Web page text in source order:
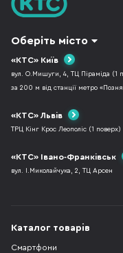
Оберіть місто
«КТС» Київ
вул. О.Мишуги, 4, ТЦ Піраміда (1
за 200 м від станції метро
«КТС» Львів
ТРЦ Кінг Крос Леополіс (1 поверх)
«КТС» Івано-Франківськ
вул. І.Миколайчука, 2, ТЦ Арсен
Каталог товарів
Смартфони